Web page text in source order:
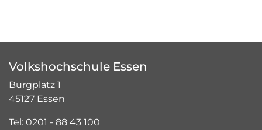
Volkshochschule Essen
Burgplatz 1
45127 Essen
Tel: 0201 - 88 43 100